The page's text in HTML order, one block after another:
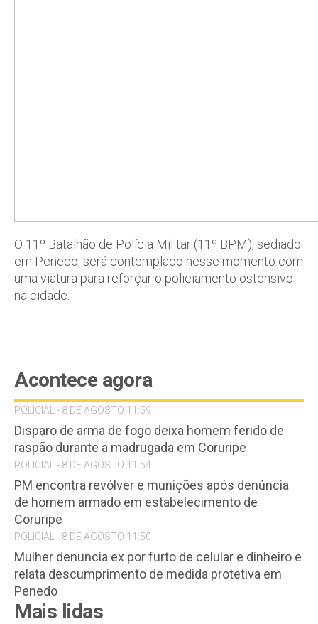
O 11º Batalhão de Polícia Militar (11º BPM), sediado
em Penedo, será contemplado nesse momento com
uma viatura para reforçar o policiamento ostensivo
na cidade.
Acontece agora
POLICIAL - 8 DE AGOSTO 11:59
Disparo de arma de fogo deixa homem ferido de
raspão durante a madrugada em Coruripe
POLICIAL - 8 DE AGOSTO 11:54
PM encontra revólver e munições após denúncia
de homem armado em estabelecimento de
Coruripe
POLICIAL - 8 DE AGOSTO 11:50
Mulher denuncia ex por furto de celular e dinheiro e
relata descumprimento de medida protetiva em
Penedo
Mais lidas